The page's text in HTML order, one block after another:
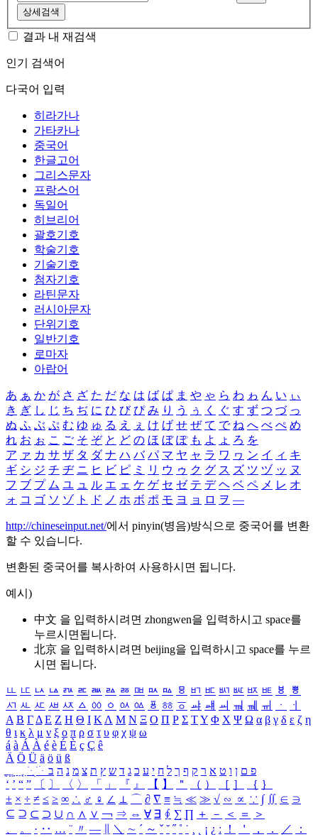
상세검색
결과 내 재검색
인기 검색어
다국어 입력
히라가나
가타카나
중국어
한글고어
그리스문자
프랑스어
독일어
히브리어
괄호기호
학술기호
기술기호
첨자기호
라틴문자
러시아문자
단위기호
일반기호
로마자
아랍어
あ ぁ か が さ ざ た だ な は ば ぱ ま や ゃ ら わ ゎ ん い ぃ
き ぎ し じ ち ぢ に ひ び ぴ み り う ぅ く ぐ す ず つ づ っ
ぬ ふ ぶ ぷ む ゆ ゅ る え ぇ け げ せ ぜ て で ね へ べ ぺ め
れ お ぉ こ ご そ ぞ と ど の ほ ぼ ぽ も よ ょ ろ を
ア ァ カ サ ザ タ ダ ナ ハ バ パ マ ヤ ャ ラ ワ ヮ ン イ ィ キ
ギ シ ジ チ ヂ ニ ヒ ビ ピ ミ リ ウ ゥ ク グ ス ズ ツ ヅ ッ ヌ
フ ブ プ ム ユ ュ ル エ ェ ケ ゲ セ ゼ テ デ ヘ ベ ペ メ レ オ
ォ コ ゴ ソ ゾ ト ド ノ ホ ボ ポ モ ヨ ョ ロ ヲ ―
http://chineseinput.net/에서 pinyin(병음)방식으로 중국어를 변환
할 수 있습니다.
변환된 중국어를 복사하여 사용하시면 됩니다.
예시)
中文 을 입력하시려면 zhongwen을 입력하시고 space를
누르시면됩니다.
北京 을 입력하시려면 beijing을 입력하시고 space를 누르
시면 됩니다.
ㅥ ㅦ ㅧ ㅨ ㅩ ㅪ ㅫ ㅬ ㅭ ㅮ ㅯ ㅰ ㅱ ㅲ ㅳ ㅴ ㅵ ㅶ ㅷ ㅸ
ㅹ
ㅺ ㅻ ㅼ ㅽ ㅾ ㅿ ㆀ ㆁ ㆂ ㆃ ㆄ ㆅ ㆆ ㆇ ㆈ ㆉ ㆊ ㆋ ㆌ ㆍ
ㆎ
Α Β ΓΔ Ε Ζ Η Θ Ι ΚΛ Μ Ν Ξ Ο Π Ρ Σ ΤΥ Φ Χ Ψ Ω α β γ δ ε ζ η
θ ι κ λ μ ν ξ ο π ρ σ τ υ φ χ ψ ω
á à Á À é è É È ç Ç ê
Ä Ö Ü ä ö ü ß
ִֶֹ ֻּ ׁׂ פ ם ן ו ט א ר ק ף ך ל ח י ע כ ג ד ש ץ ת צ מ נ ה ב
‘ ’ “ ” 〔 〕 〈 〉 「 」 『 』 【 】 ＂ （ ） ［ ］ ｛ ｝
± × ÷ ≠ ≤ ≥ ∞ ∴ ♂ ♀ ∠ ⊥ ⌒ ∂ ∇ ≡ ≒ ≪ ≫ √ ∽ ∝ ∵ ∫ ∬ ∈ ∋
⊆ ⊇ ⊂ ⊃ ∪ ∩ ∧ ∨ ￢ ⇒ ⇔ ∀ ∃ ∮ ∑ ∏ ＋ － ＜ ＝
＞
、
。 · ‥ … ¨ 〃 ― ＼ ∼ ´ ～ ˇ ˘ ˝ ˚ ˙ ¸ ¡ ¿ ː ！ ＇ ， ． ／
：